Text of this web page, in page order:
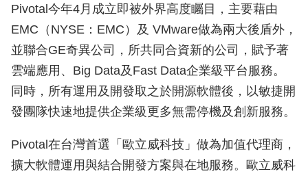
Pivotal今年4月成立即被外界高度矚目，主要藉由
EMC（NYSE：EMC）及 VMware做為兩大後盾外，
並聯合GE奇異公司，所共同合資新的公司，賦予著
雲端應用、Big Data及Fast Data企業級平台服務。
同時，所有運用及開發取之於開源軟體後，以敏捷開
發團隊快速地提供企業級更多無需停機及創新服務。
Pivotal在台灣首選「歐立威科技」做為加值代理商，
擴大軟體運用與結合開發方案與在地服務。歐立威科